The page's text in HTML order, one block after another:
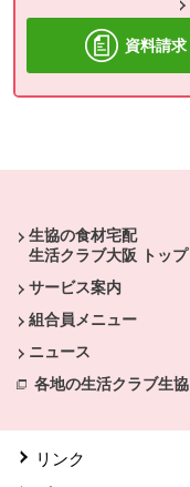
資料請求
生協の食材宅配
生活クラブ大阪 トップ
サービス案内
組合員メニュー
ニュース
各地の生活クラブ生協
リンク